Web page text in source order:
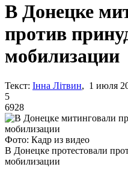
В Донецке
против
мобилизации
Текст: Інна Літвин, 1 июля
5
6928
Фото: Кадр из видео
В Донецке протестовали
мобилизации